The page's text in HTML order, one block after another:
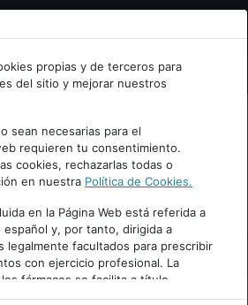
tu email.
Cancelar
propias y de terceros para
del sitio y mejorar nuestros
sean necesarias para el
requieren tu consentimiento.
cookies, rechazarlas todas o
en nuestra Política de Cookies.
en la Página Web está referida a
y, por tanto, dirigida a
legalmente facultados para prescribir
con ejercicio profesional. La
fármacos se facilita a título
siendo responsabilidad de los